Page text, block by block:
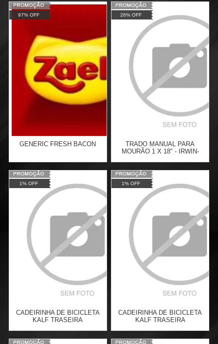
Varejo:
Atacado: R$
6 x de R$ 13,81
Cat:ACESSÓRIOS P/
PERFURADORES DE SOLO
COMPRAR
Varejo:
Atacado: R$ 94,90 (Apenas
Revendedor)
6
Cat:
COMPRAR
97% OFF
GENERIC FRESH BACON
Varejo:
Atacado: R$ 100,00 (Apenas
Revendedor)
6 x
Cat:
COMPRAR
26% OFF
TRADO MANUAL PARA
MOURÃO 1 X 18" - IRWIN-
Varejo:
Atacado: R$ 100,86 (Apenas
Revendedor)
6
Cat:
COMPRAR
1% OFF
CADEIRINHA DE BICICLETA
KALF TRASEIRA
1% OFF
CADEIRINHA DE BICICLETA
KALF TRASEIRA